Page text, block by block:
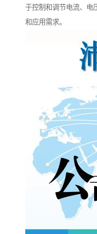
于控制和调节电流、电
和应用需求。